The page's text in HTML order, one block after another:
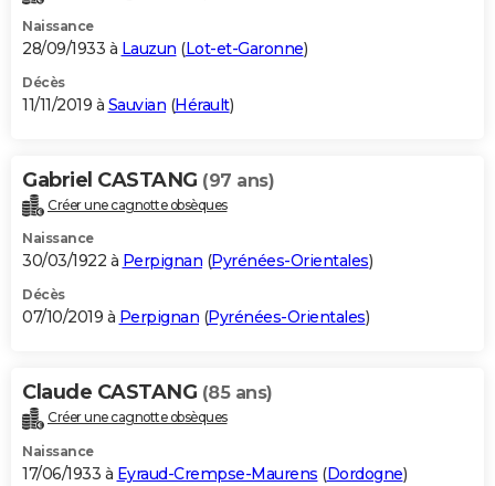
Naissance
28/09/1933 à Lauzun (Lot-et-Garonne)
Décès
11/11/2019 à Sauvian (Hérault)
Gabriel CASTANG (97 ans)
Créer une cagnotte obsèques
Naissance
30/03/1922 à Perpignan (Pyrénées-Orientales)
Décès
07/10/2019 à Perpignan (Pyrénées-Orientales)
Claude CASTANG (85 ans)
Créer une cagnotte obsèques
Naissance
17/06/1933 à Eyraud-Crempse-Maurens (Dordogne)